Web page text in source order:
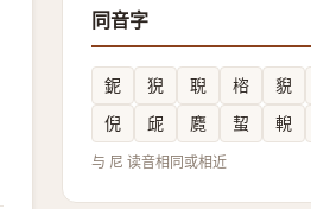
同音字
鈮 猊 聣 㮞 貎
倪
屔 麑 蛪 輗
与 尼 读音相同或相近